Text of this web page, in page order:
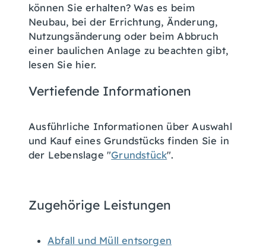
können Sie erhalten? Was es beim
Neubau, bei der Errichtung, Änderung,
Nutzungsänderung oder beim Abbruch
einer baulichen Anlage zu beachten gibt,
lesen Sie hier.
Vertiefende Informationen
Ausführliche Informationen über Auswahl
und Kauf eines Grundstücks finden Sie in
der Lebenslage "Grundstück".
Zugehörige Leistungen
Abfall und Müll entsorgen